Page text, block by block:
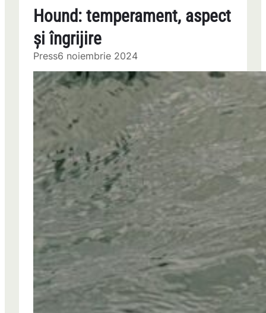
Hound: temperament, aspect
și îngrijire
Press6 noiembrie 2024